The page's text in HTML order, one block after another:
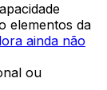
elementos da
ainda não
ou